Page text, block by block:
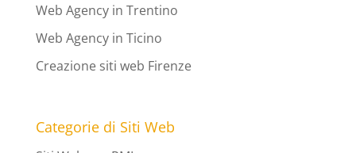
Web Agency in Trentino
Web Agency in Ticino
Creazione siti web Firenze
Categorie di Siti Web